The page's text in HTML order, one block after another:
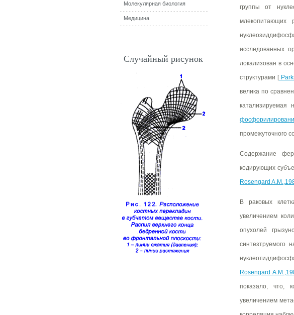
группы от
млекопитающих
исследованных
локализован в
структурами [
велика по
катализируемая
промежуточного
Содержание
кодирующих
Rosengard
В раковых
увеличением
опухолей
синтезтруемого
Rosengard
показало, что,
увеличением
Молекулярная биология
Медицина
Случайный рисунок